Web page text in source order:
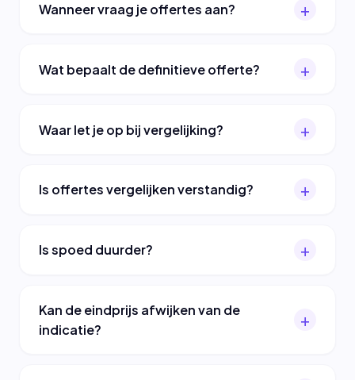
Wanneer vraag je offertes aan?
Wat bepaalt de definitieve offerte?
Waar let je op bij vergelijking?
Is offertes vergelijken verstandig?
Is spoed duurder?
Kan de eindprijs afwijken van de
indicatie?